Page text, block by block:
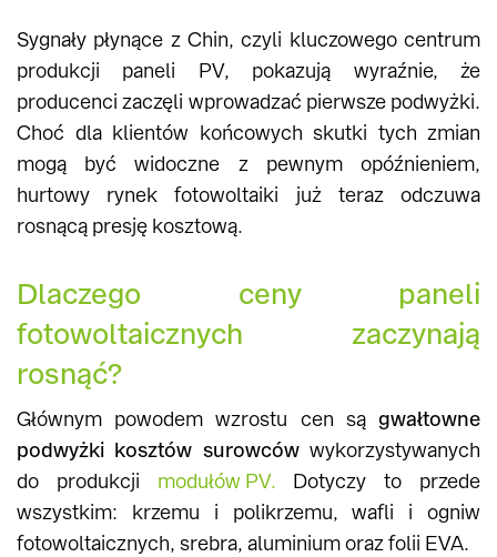
Sygnały płynące z Chin, czyli kluczowego centrum
produkcji paneli PV, pokazują wyraźnie, że
producenci zaczęli wprowadzać pierwsze podwyżki.
Choć dla klientów końcowych skutki tych zmian
mogą być widoczne z pewnym opóźnieniem,
hurtowy rynek fotowoltaiki już teraz odczuwa
rosnącą presję kosztową.
Dlaczego ceny paneli
fotowoltaicznych zaczynają
rosnąć?
Głównym powodem wzrostu cen są gwałtowne
podwyżki kosztów surowcówwykorzystywanych
do produkcji modułów PV. Dotyczy to przede
wszystkim: krzemu i polikrzemu, wafli i ogniw
fotowoltaicznych, srebra, aluminium oraz folii EVA.